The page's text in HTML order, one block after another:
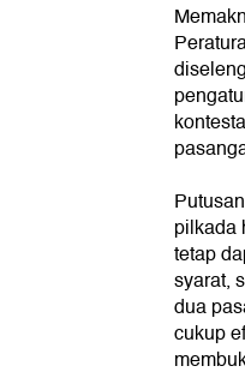
pilkada
tetap
syarat,
dua
cukup